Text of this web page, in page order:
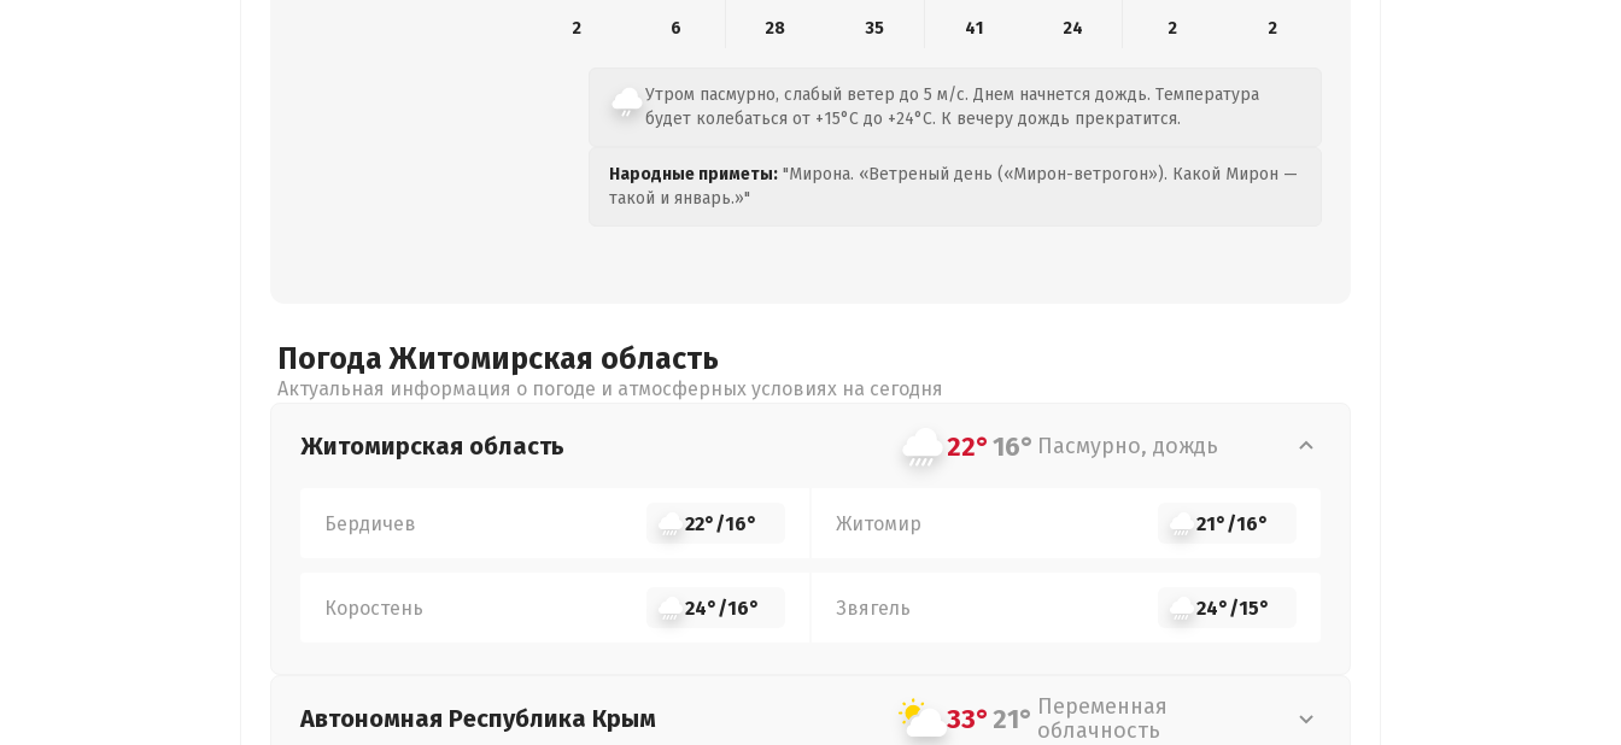
2
6 28 35 41 24 2 2
Утром пасмурно, слабый ветер до 5 м/с. Днем начнется дождь. Температура
будет колебаться от +15°C до +24°C. К вечеру дождь прекратится.
Народные приметы: "Мирона. «Ветреный день («Мирон-ветрогон»). Какой Мирон —
такой и январь.»"
Погода Житомирская область
Актуальная информация о погоде и атмосферных условиях на сегодня
Житомирская область 22°16° Пасмурно, дождь
Бердичев 22°/16° Житомир 21°/16°
Коростень 24°/16° Звягель 24°/15°
Автономная Республика Крым 33°21° Переменная
облачность